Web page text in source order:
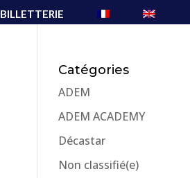
BILLETTERIE
Catégories
ADEM
ADEM ACADEMY
Décastar
Non classifié(e)